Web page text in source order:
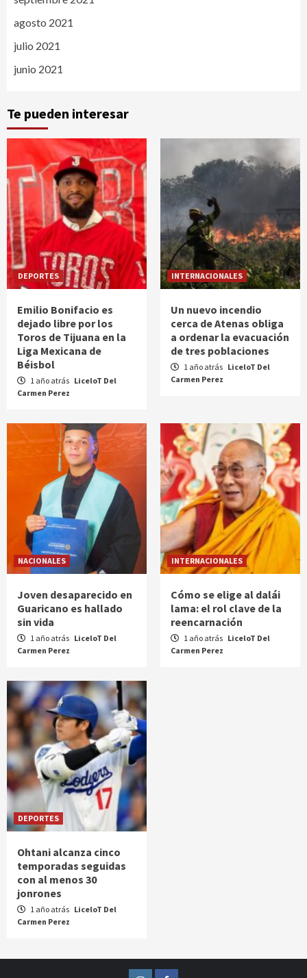
agosto 2021
julio 2021
junio 2021
Te pueden interesar
DEPORTES
Emilio Bonifacio es
dejado libre por los
Toros de Tijuana en la
Liga Mexicana de
Béisbol
1 año atrás LiceloT Del
Carmen Perez
INTERNACIONALES
Un nuevo incendio
cerca de Atenas obliga
a ordenar la evacuación
de tres poblaciones
1 año atrás LiceloT Del
Carmen Perez
NACIONALES
Joven desaparecido en
Guaricano es hallado
sin vida
1 año atrás LiceloT Del
Carmen Perez
INTERNACIONALES
Cómo se elige al dalái
lama: el rol clave de la
reencarnación
1 año atrás LiceloT Del
Carmen Perez
DEPORTES
Ohtani alcanza cinco
temporadas seguidas
con al menos 30
jonrones
1 año atrás LiceloT Del
Carmen Perez